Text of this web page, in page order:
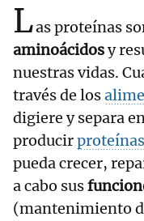
Las proteínas
aminoácidosy
nuestras vidas.
través de los
digiere y separa
producirproteínas
pueda crecer,
a cabo sus
(mantenimiento